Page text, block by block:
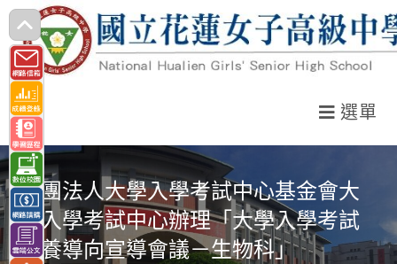
跳
轉
至
主
要
內
容
選單
財團法人大學入學考試中心基金會大
學入學考試中心辦理「大學入學考試
素養導向宣導會議－生物科」